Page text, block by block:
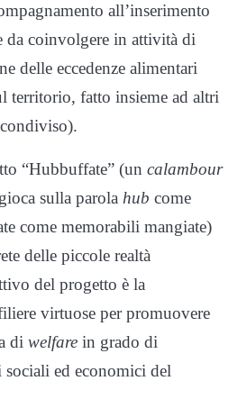
all’inserimento
da coinvolgere in attività di
delle eccedenze alimentari
territorio, fatto insieme ad altri
“Hubbuffate” (un calambour
sulla parola hub come
come memorabili mangiate)
delle piccole realtà
del progetto è la
virtuose per promuovere
di welfare in grado di
ed economici del